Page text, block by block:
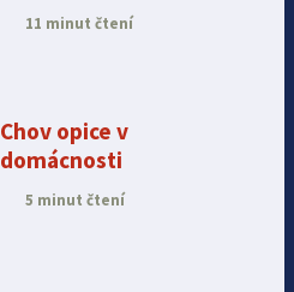
11 minut čtení
Chov opice v
domácnosti
5 minut čtení